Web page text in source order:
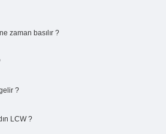
zaman basılır ?
?
LCW ?